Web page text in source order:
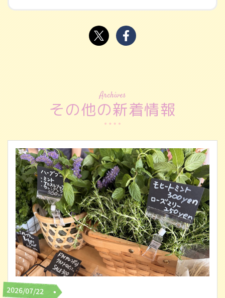
Archives
その他の新着情報
2026/07/22